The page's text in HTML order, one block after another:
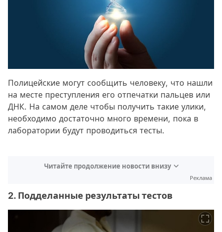
Полицейские могут сообщить человеку, что нашли
на месте преступления его отпечатки пальцев или
ДНК. На самом деле чтобы получить такие улики,
необходимо достаточно много времени, пока в
лаборатории будут проводиться тесты.
Читайте продолжение новости внизу
Реклама
2. Подделанные результаты тестов